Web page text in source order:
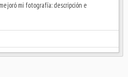
mi fotografía: descripción e